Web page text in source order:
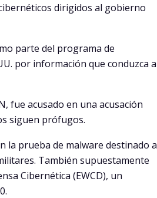
dirigidos al gobierno
parte del programa de
por información que conduzca a
fue acusado en una acusación
siguen prófugos.
la prueba de malware destinado a
También supuestamente
Cibernética (EWCD), un